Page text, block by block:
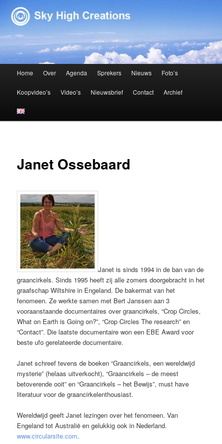
Sky High Creations
Spring naar de primaire inhoud
Spring naar de secundaire inhoud
Home Over Agenda Sprekers Nieuws Foto’s
Koopvideo’s Video’s Nieuwsbrief Contact Archief
Janet Ossebaard
Janet is sinds 1994 in de ban van de
graancirkels. Sinds 1995 heeft zij alle zomers doorgebracht in het
graafschap Wiltshire in Engeland. De bakermat van het
fenomeen. Ze werkte samen met Bert Janssen aan 3
vooraanstaande documentaires over graancirkels, “Crop Circles,
What on Earth is Going on?”, “Crop Circles The research” en
“Contact”. Die laatste documentaire won een EBE Award voor
beste ufo gerelateerde documentaire.
Janet schreef tevens de boeken “Graancirkels, een wereldwijd
mysterie” (helaas uitverkocht), “Graancirkels – de meest
betoverende ooit” en “Graancirkels – het Bewijs”, must have
literatuur voor de graancirkelenthousiast.
Wereldwijd geeft Janet lezingen over het fenomeen. Van
Engeland tot Australië en gelukkig ook in Nederland.
www.circularsite.com.